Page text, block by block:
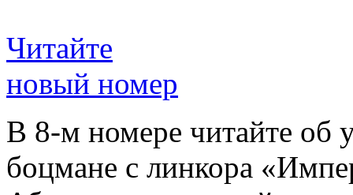
Читайте
новый номер
В 8-м номере читайте об
боцмане с линкора